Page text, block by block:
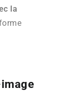
la